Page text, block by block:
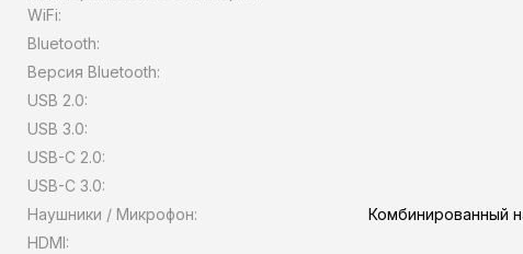
WiFi:
Bluetooth:
Версия Bluetooth:
USB 2.0:
USB 3.0:
USB-C 2.0:
USB-C 3.0:
Наушники / Микрофон:
Комбинированный
HDMI: